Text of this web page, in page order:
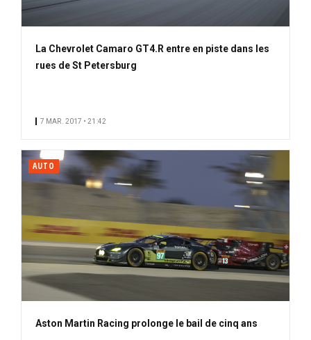
La Chevrolet Camaro GT4.R entre en piste dans les
rues de St Petersburg
7 MAR. 2017 • 21:42
AUTO
Aston Martin Racing prolonge le bail de cinq ans